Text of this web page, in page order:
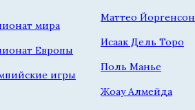
мира
Европы
игры
Маттео Йоргенсон
Исаак Дель Торо
Поль Манье
Жоау Алмейда